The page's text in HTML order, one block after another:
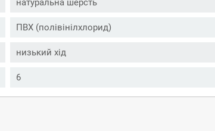
натуральна шерсть
ПВХ (полівінілхлорид)
низький хід
6